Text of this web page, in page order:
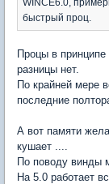
быстрый проц.
Процы в
разницы нет.
По крайней мере
последние
А вот памяти
кушает ....
По поводу винды
На 5.0 работает